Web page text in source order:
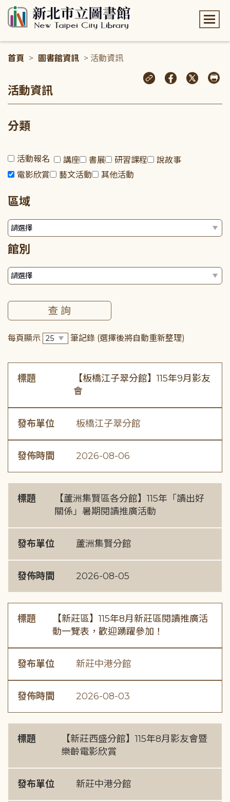
首頁 > 圖書館資訊 > 活動資訊
活動資訊
分類
活動報名 講座 書展 研習課程
說故事
電影欣賞
藝文活動 其他活動
區域
館別
每頁顯示 筆記錄 (選擇後將自動重新整理)
標題
【板橋江子翠分館】115年9月影友
會
發布單位 板橋江子翠分館
發佈時間 2026-08-06
標題
【蘆洲集賢區各分館】115年「讀出好
關係」暑期閱讀推廣活動
發布單位 蘆洲集賢分館
發佈時間 2026-08-05
標題
【新莊區】115年8月新莊區閱讀推廣活
動一覽表，歡迎踴躍參加！
發布單位 新莊中港分館
發佈時間 2026-08-03
標題
【新莊西盛分館】115年8月影友會暨
樂齡電影欣賞
發布單位 新莊中港分館